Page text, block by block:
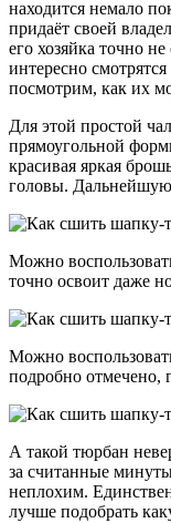
находится немало
придаёт своей
его хозяйка точно
интересно
посмотрим, как их
Для этой простой
прямоугольной
красивая яркая
головы.
Можно
точно освоит даже
Можно
подробно отмечено,
А такой тюрбан
за считанные
неплохим.
лучше подобрать